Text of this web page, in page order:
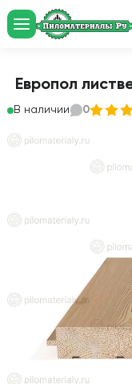
Европол
В наличии 0